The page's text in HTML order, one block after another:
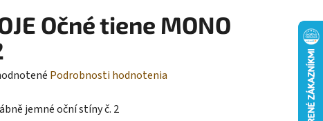
Očné tiene MONO
Podrobnosti hodnotenia
jemné oční stíny č. 2